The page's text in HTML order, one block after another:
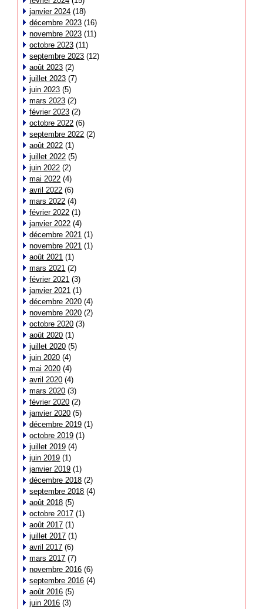
janvier 2024 (18)
décembre 2023 (16)
novembre 2023 (11)
octobre 2023 (11)
septembre 2023 (12)
août 2023 (2)
juillet 2023 (7)
juin 2023 (5)
mars 2023 (2)
février 2023 (2)
octobre 2022 (6)
septembre 2022 (2)
août 2022 (1)
juillet 2022 (5)
juin 2022 (2)
mai 2022 (4)
avril 2022 (6)
mars 2022 (4)
février 2022 (1)
janvier 2022 (4)
décembre 2021 (1)
novembre 2021 (1)
août 2021 (1)
mars 2021 (2)
février 2021 (3)
janvier 2021 (1)
décembre 2020 (4)
novembre 2020 (2)
octobre 2020 (3)
août 2020 (1)
juillet 2020 (5)
juin 2020 (4)
mai 2020 (4)
avril 2020 (4)
mars 2020 (3)
février 2020 (2)
janvier 2020 (5)
décembre 2019 (1)
octobre 2019 (1)
juillet 2019 (4)
juin 2019 (1)
janvier 2019 (1)
décembre 2018 (2)
septembre 2018 (4)
août 2018 (5)
octobre 2017 (1)
août 2017 (1)
juillet 2017 (1)
avril 2017 (6)
mars 2017 (7)
novembre 2016 (6)
septembre 2016 (4)
août 2016 (5)
juin 2016 (3)